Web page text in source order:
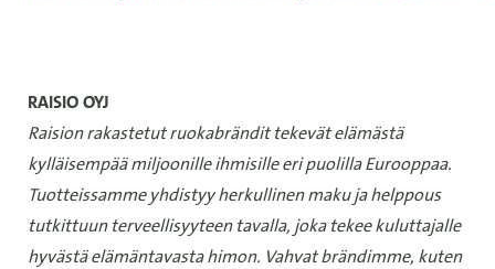
RAISIO OYJ
Raision rakastetut ruokabrändit tekevät elämästä
kylläisempää miljoonille ihmisille eri puolilla Eurooppaa.
Tuotteissamme yhdistyy herkullinen maku ja helppous
tutkittuun terveellisyyteen tavalla, joka tekee kuluttajalle
hyvästä elämäntavasta himon. Vahvat brändimme, kuten